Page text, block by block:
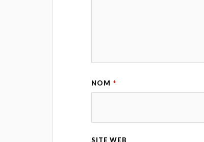
NOM *
SITE WEB